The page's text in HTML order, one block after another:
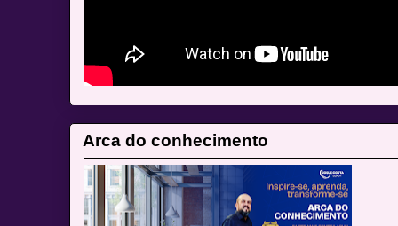
Arca do conhecimento